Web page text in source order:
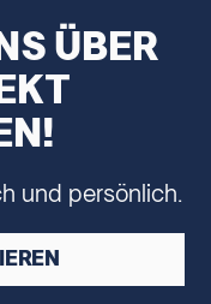
ÜBER
und persönlich.